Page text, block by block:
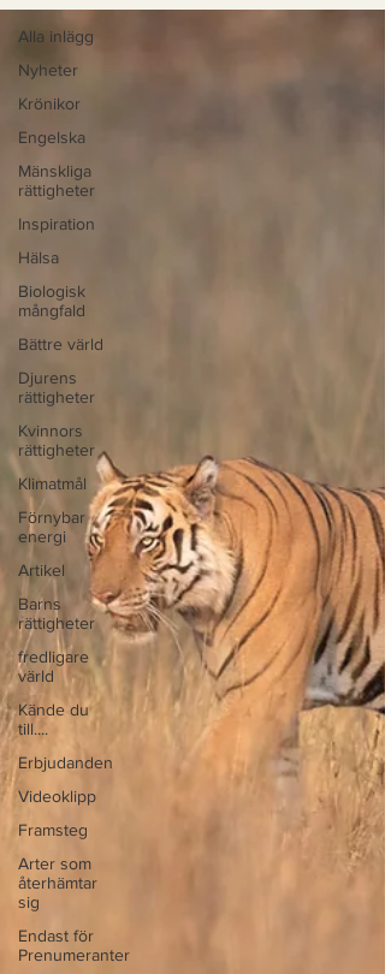
Alla inlägg
Nyheter
Krönikor
Engelska
Mänskliga
rättigheter
Inspiration
Hälsa
Biologisk
mångfald
Bättre värld
Djurens
rättigheter
Kvinnors
rättigheter
Klimatmål
Förnybar
energi
Artikel
Barns
rättigheter
fredligare
värld
Kände du
till....
Erbjudanden
Videoklipp
Framsteg
Arter som
återhämtar
sig
Endast för
Prenumeranter